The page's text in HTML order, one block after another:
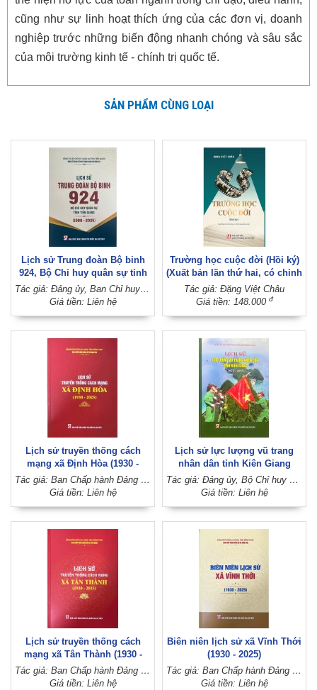
cũng như sự linh hoạt thích ứng của các đơn vị, doanh
nghiệp trước những biến động nhanh chóng và sâu sắc
của môi trường kinh tế - chính trị quốc tế.
SẢN PHẨM CÙNG LOẠI
Lịch sử Trung đoàn Bộ binh
924, Bộ Chỉ huy quân sự tỉnh
Tiền Giang (1988 - 2025) Tác giả: Đảng ủy, Ban Chỉ huy Trung đoàn Bộ binh 924 (Đảng ủy, Bộ Chỉ huy quân sự tỉnh Tiền Giang)
Giá tiền: Liên hệ
Trường học cuộc đời (Hồi ký)
(Xuất bản lần thứ hai, có chỉnh
sửa, bổ sung)
Tác giả: Đặng Việt Châu
Giá tiền: 148.000 đ
Lịch sử truyền thống cách
mạng xã Định Hòa (1930 -
2025)
Tác giả: Ban Chấp hành Đảng bộ xã Định Hòa (Đảng bộ huyện Lai Vung, tỉnh Đồng Tháp)
Giá tiền: Liên hệ
Lịch sử lực lượng vũ trang
nhân dân tỉnh Kiên Giang
(1975 - 2025)
Tác giả: Đảng ủy, Bộ Chỉ huy Quân sự tỉnh Kiên Giang
Giá tiền: Liên hệ
Lịch sử truyền thống cách
mạng xã Tân Thành (1930 -
2025)
Tác giả: Ban Chấp hành Đảng bộ xã Tân Thành (Đảng bộ huyện Lai Vung, tỉnh Đồng Tháp)
Giá tiền: Liên hệ
Biên niên lịch sử xã Vĩnh Thới
(1930 - 2025)
Tác giả: Ban Chấp hành Đảng bộ xã Vĩnh Thới (Đảng bộ huyện Lai Vung, tỉnh Đồng Tháp)
Giá tiền: Liên hệ